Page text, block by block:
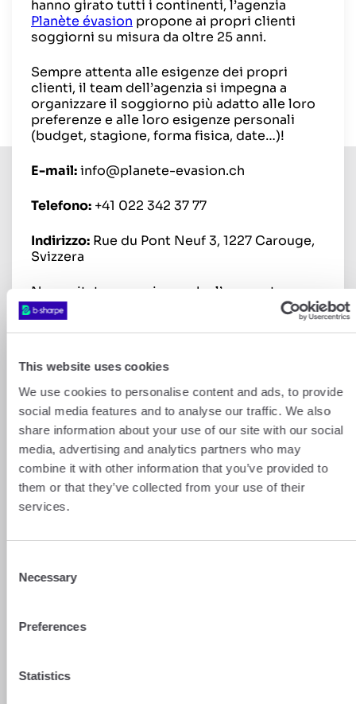
This website uses cookies
We use cookies to personalise content and ads, to provide
social media features and to analyse our traffic. We also
share information about your use of our site with our social
media, advertising and analytics partners who may
combine it with other information that you’ve provided to
them or that they’ve collected from your use of their
services.
Selection
Necessary
Preferences
Statistics
hanno girato tutti i continenti, l’agenzia
Planète évasion propone ai propri clienti
soggiorni su misura da oltre 25 anni.
Sempre attenta alle esigenze dei propri
clienti, il team dell’agenzia si impegna a
organizzare il soggiorno più adatto alle loro
preferenze e alle loro esigenze personali
(budget, stagione, forma fisica, date…)!
E-mail:info@planete-evasion.ch
Telefono: +41 022 342 37 77
Indirizzo: Rue du Pont Neuf 3, 1227 Carouge,
Svizzera
Non esitate a seguire anche l’account
Facebook
Dopo aver fondato Vicky H nel 2004,
un’agenzia di viaggi rimasta in attività per 17
anni, Nicolas Ambrosetti ha creatoLe
Voyageur
a seguito della crisi causata dal
Covid e oggi propone ai propri clienti, con
l’aiuto dei suoi collaboratori appassionati,
viaggi su misura, pienamente consapevole
dell’urgenza e delle aspettative legate
all’attuale situazione mondiale!
E-mail:travel@levoyageur.ch
Telefono:
Ginevra, Svizzera
Instagram